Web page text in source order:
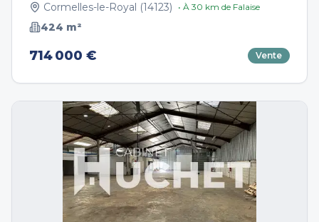
Cormelles-le-Royal (14123) • À 30 km de Falaise
424 m²
714 000 € Vente